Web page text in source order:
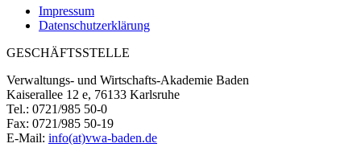
Impressum
Datenschutzerklärung
GESCHÄFTSSTELLE
Verwaltungs- und Wirtschafts-Akademie Baden
Kaiserallee 12 e, 76133 Karlsruhe
Tel.: 0721/985 50-0
Fax: 0721/985 50-19
E-Mail: info(at)vwa-baden.de